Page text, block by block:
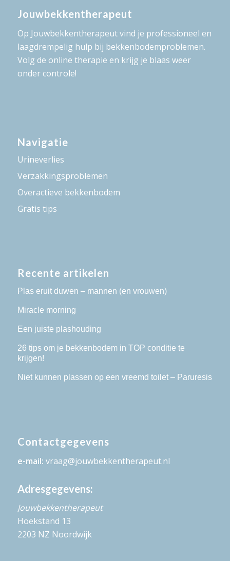
Jouwbekkentherapeut
Op Jouwbekkentherapeut vind je professioneel en
laagdrempelig hulp bij bekkenbodemproblemen.
Volg de online therapie en krijg je blaas weer
onder controle!
Navigatie
Urineverlies
Verzakkingsproblemen
Overactieve bekkenbodem
Gratis tips
Recente artikelen
Plas eruit duwen – mannen (en vrouwen)
Miracle morning
Een juiste plashouding
26 tips om je bekkenbodem in TOP conditie te
krijgen!
Niet kunnen plassen op een vreemd toilet – Paruresis
Contactgegevens
e-mail: vraag@jouwbekkentherapeut.nl
Adresgegevens:
Jouwbekkentherapeut
Hoekstand 13
2203 NZ Noordwijk